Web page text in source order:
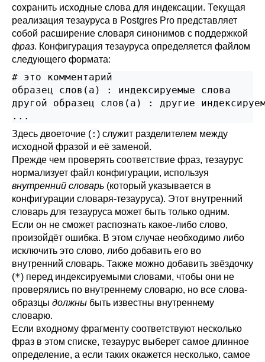
сохранить исходные слова для индексации. Текущая
реализация тезауруса в Postgres Pro представляет
собой расширение словаря синонимов с поддержкой
фраз. Конфигурация тезауруса определяется файлом
следующего формата:
# это комментарий
образец слов(а) : индексируемые слова
другой образец слов(а) : другие
...
Здесь двоеточие (: ) служит разделителем между
исходной фразой и её заменой.
Прежде чем проверять соответствие фраз, тезаурус
нормализует файл конфигурации, используя
внутренний словарь (который указывается в
конфигурации словаря-тезауруса). Этот внутренний
словарь для тезауруса может быть только одним.
Если он не сможет распознать какое-либо слово,
произойдёт ошибка. В этом случае необходимо либо
исключить это слово, либо добавить его во
внутренний словарь. Также можно добавить звёздочку
(*) перед индексируемыми словами, чтобы они не
проверялись по внутреннему словарю, но все слова-
образцы должны быть известны внутреннему
словарю.
Если входному фрагменту соответствуют несколько
фраз в этом списке, тезаурус выберет самое длинное
определение, а если таких окажется несколько, самое